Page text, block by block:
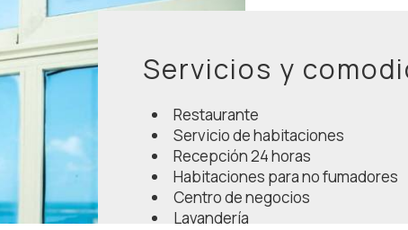
Servicios y
Restaurante
Servicio de habitaciones
Recepción 24 horas
Habitaciones para no fumadores
Centro de negocios
Lavandería